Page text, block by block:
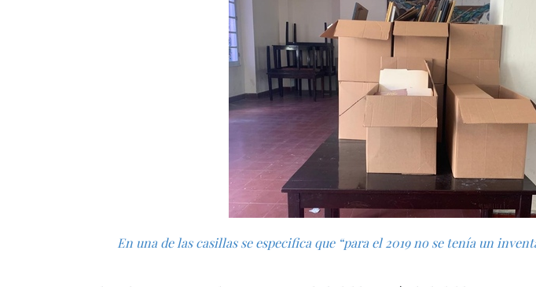
En una de las casillas se especifica que “para el 2019 no se tenía un